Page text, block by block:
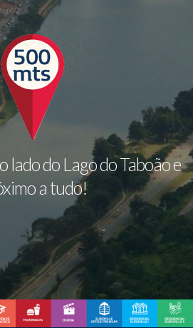
lado do Lago do Taboão e
a tudo!